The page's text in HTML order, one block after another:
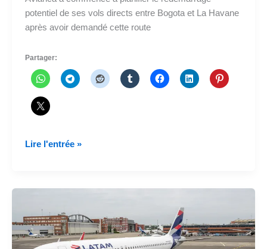
potentiel de ses vols directs entre Bogota et La Havane
après avoir demandé cette route
Partager:
Avianca
nouveau
vols
vers
La
Lire l'entrée »